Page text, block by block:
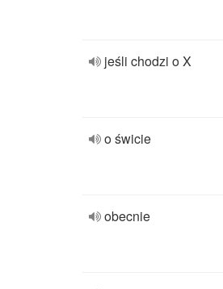
jeśli chodzi o X
o świcie
obecnie